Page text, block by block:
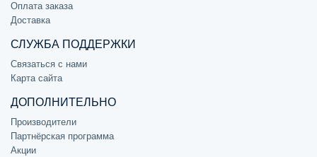
Оплата заказа
Доставка
СЛУЖБА ПОДДЕРЖКИ
Связаться с нами
Карта сайта
ДОПОЛНИТЕЛЬНО
Производители
Партнёрская программа
Акции